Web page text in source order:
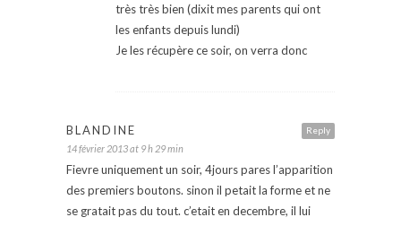
très très bien (dixit mes parents qui ont
les enfants depuis lundi)
Je les récupère ce soir, on verra donc
Reply
BLANDINE
14 février 2013 at 9 h 29 min
Fievre uniquement un soir, 4jours pares l’apparition
des premiers boutons. sinon il petait la forme et ne
se gratait pas du tout. c’etait en decembre, il lui